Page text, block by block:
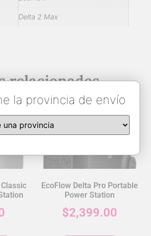
Delta 2 Max
relacionados
Classic
EcoFlow Delta Pro Portable
Power Station
$2,399.00
la provincia de envío